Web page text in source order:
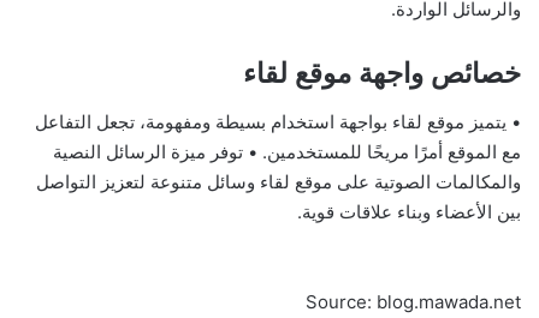
والرسائل الواردة.
خصائص واجهة موقع لقاء
• يتميز موقع لقاء بواجهة استخدام بسيطة ومفهومة، تجعل التفاعل
مع الموقع أمرًا مريحًا للمستخدمين. • توفر ميزة الرسائل النصية
والمكالمات الصوتية على موقع لقاء وسائل متنوعة لتعزيز التواصل
بين الأعضاء وبناء علاقات قوية.
Source: blog.mawada.net